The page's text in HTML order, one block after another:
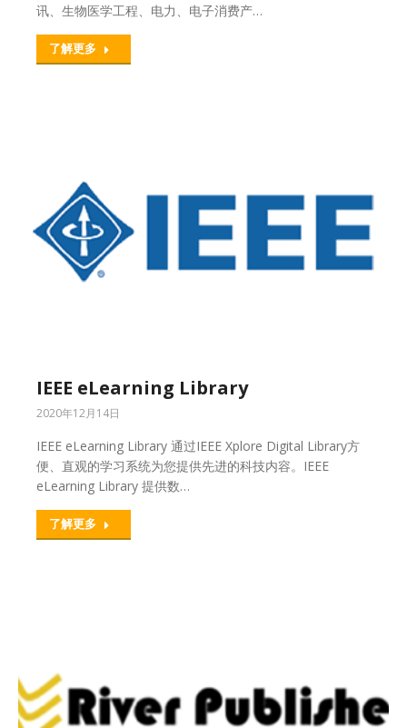
讯、生物医学工程、电力、电子消费产…
了解更多
IEEE eLearning Library
2020年12月14日
IEEE eLearning Library 通过IEEE Xplore Digital Library方
便、直观的学习系统为您提供先进的科技内容。IEEE
eLearning Library 提供数…
了解更多